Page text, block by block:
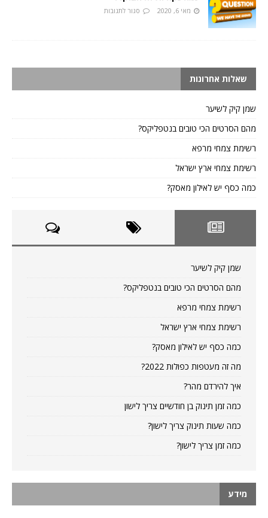
מאי 6, 2020 סגור לתגובות
שאלות אחרונות
שמן קיק לשיער
מהם הסרטים הכי טובים בנטפליקס?
רשימת צמחי מרפא
רשימת צמחי ארץ ישראל
כמה כסף יש לאילון מאסק?
שמן קיק לשיער
מהם הסרטים הכי טובים בנטפליקס?
רשימת צמחי מרפא
רשימת צמחי ארץ ישראל
כמה כסף יש לאילון מאסק?
מה זה מעטפות כפולות 2022?
איך להירדם מהר?
כמה זמן תינוק בן חודשיים צריך לישון
כמה שעות תינוק צריך לישון?
כמה זמן צריך לישון?
מידע